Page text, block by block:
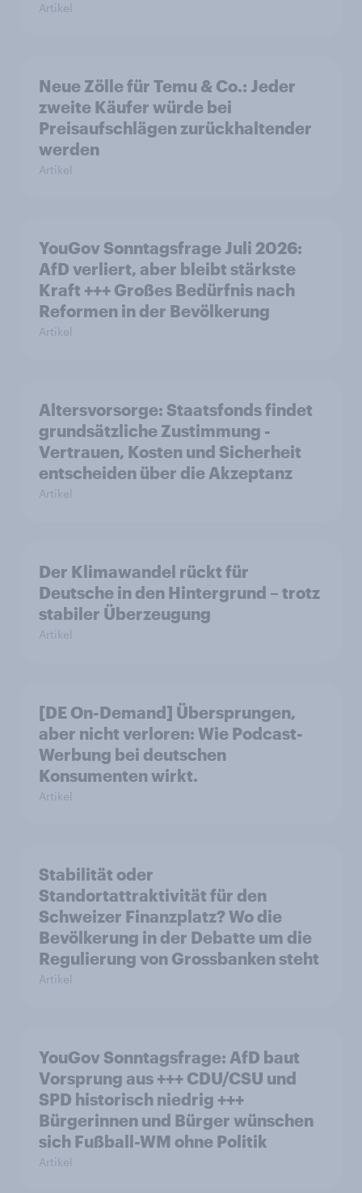
Artikel
Neue Zölle für Temu & Co.: Jeder
zweite Käufer würde bei
Preisaufschlägen zurückhaltender
werden
Artikel
YouGov Sonntagsfrage Juli 2026:
AfD verliert, aber bleibt stärkste
Kraft +++ Großes Bedürfnis nach
Reformen in der Bevölkerung
Artikel
Altersvorsorge: Staatsfonds findet
grundsätzliche Zustimmung -
Vertrauen, Kosten und Sicherheit
entscheiden über die Akzeptanz
Artikel
Der Klimawandel rückt für
Deutsche in den Hintergrund – trotz
stabiler Überzeugung
Artikel
[DE On-Demand] Übersprungen,
aber nicht verloren: Wie Podcast-
Werbung bei deutschen
Konsumenten wirkt.
Artikel
Stabilität oder
Standortattraktivität für den
Schweizer Finanzplatz? Wo die
Bevölkerung in der Debatte um die
Regulierung von Grossbanken steht
Artikel
YouGov Sonntagsfrage: AfD baut
Vorsprung aus +++ CDU/CSU und
SPD historisch niedrig +++
Bürgerinnen und Bürger wünschen
sich Fußball-WM ohne Politik
Artikel